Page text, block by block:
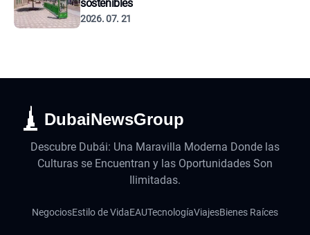
sostenibles
2026. 07. 21
DubaiNewsGroup
Descubre Dubái: Una Maravilla Moderna Donde las
Culturas se Encuentran y las Oportunidades Son
Ilimitadas.
NegociosEstilo de VidaEAUTecnologíaViajesBienes Raíces